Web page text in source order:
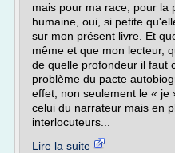
mais pour ma race, pour la
humaine, oui, si petite
sur mon présent livre. Et
même et que mon lecteur,
de quelle profondeur il faut
problème du pacte
effet, non seulement le « je
celui du narrateur mais en
interlocuteurs...
Lire la suite